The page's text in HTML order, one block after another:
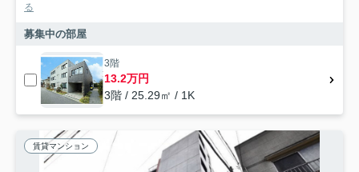
る
募集中の部屋
3階
13.2万円
3階 / 25.29㎡ / 1K
賃貸マンション